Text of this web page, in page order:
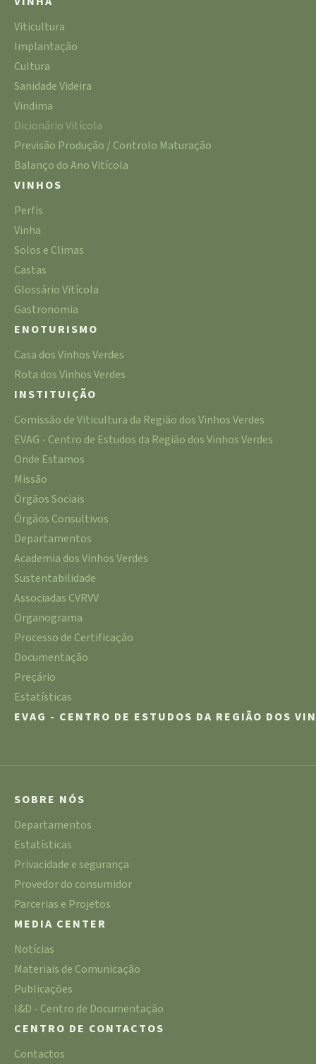
Viticultura
Implantação
Cultura
Sanidade Videira
Vindima
Dicionário Vitícola
Previsão Produção / Controlo Maturação
Balanço do Ano Vitícola
VINHOS
Perfis
Vinha
Solos e Climas
Castas
Glossário Vitícola
Gastronomia
ENOTURISMO
Casa dos Vinhos Verdes
Rota dos Vinhos Verdes
INSTITUIÇÃO
Comissão de Viticultura da Região dos Vinhos Verdes
EVAG - Centro de Estudos da Região dos Vinhos Verdes
Onde Estamos
Missão
Órgãos Sociais
Órgãos Consultivos
Departamentos
Academia dos Vinhos Verdes
Sustentabilidade
Associadas CVRVV
Organograma
Processo de Certificação
Documentação
Preçário
Estatísticas
EVAG - CENTRO DE ESTUDOS DA REGIÃO DOS
SOBRE NÓS
Departamentos
Estatísticas
Privacidade e segurança
Provedor do consumidor
Parcerias e Projetos
MEDIA CENTER
Notícias
Materiais de Comunicação
Publicações
I&D - Centro de Documentação
CENTRO DE CONTACTOS
Contactos